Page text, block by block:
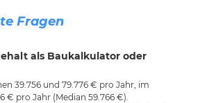
Fragen
als Baukalkulator oder
39.756 und 79.776 € pro Jahr, im
€ pro Jahr (Median 59.766 €).